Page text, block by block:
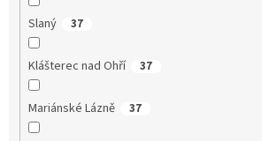
Slaný 37
Klášterec nad Ohří 37
Mariánské Lázně 37